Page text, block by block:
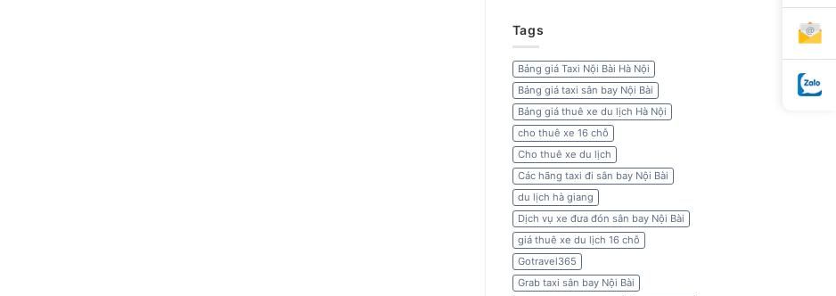
Tags
Bảng giá Taxi Nội Bài Hà Nội
Bảng giá taxi sân bay Nội Bài
Bảng giá thuê xe du lịch Hà Nội
cho thuê xe 16 chỗ
Cho thuê xe du lịch
Các hãng taxi đi sân bay Nội Bài
du lịch hà giang
Dịch vụ xe đưa đón sân bay Nội Bài
giá thuê xe du lịch 16 chỗ
Gotravel365
Grab taxi sân bay Nội Bài